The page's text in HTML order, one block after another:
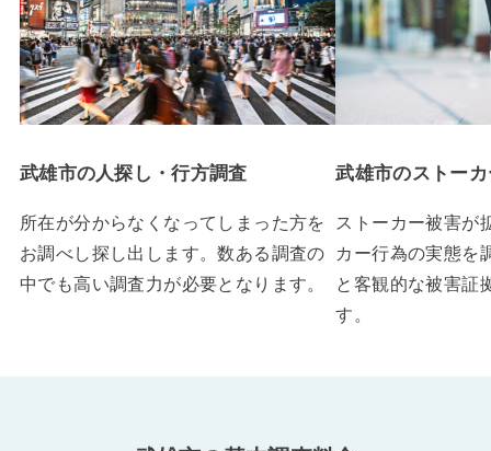
武雄市の人探し・行方調査
所在が分からなくなってしまった方を
お調べし探し出します。数ある調査の
中でも高い調査力が必要となります。
武雄市のストー
ストーカー被害が
カー行為の実態を
と客観的な被害証
す。